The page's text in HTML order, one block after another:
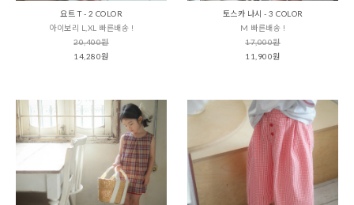
요트 T - 2 COLOR
아이보리 L,XL 빠른배송 !
20,400원
14,280원
토스카 나시 - 3 COLOR
M 빠른배송 !
17,000원
11,900원